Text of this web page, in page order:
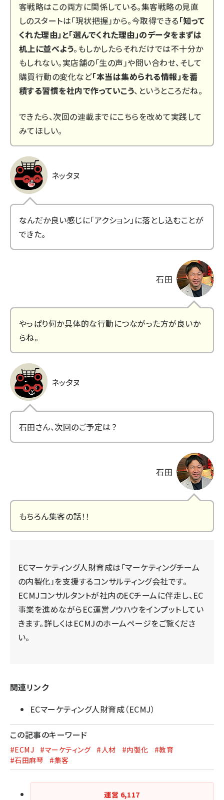
客戦略はこの両方に関係している。集客戦略の見直
しのスタートは「現状把握」から。今取得できる「知って
くれた理由」と「選んでくれた理由」のデータをまずは
机上に並べよう。もしかしたらそれだけでは不十分か
もしれない。実店舗の「生の声」や問い合わせ、そして
購買行動の変化など「本当は集められる情報」を蓄
積する習慣を社内で作っていこう、というところだね。
できたら、次回の連載までにこちらを改めて実践して
みてほしい。
ネッタヌ
なんだか良い感じに「アクション」に落とし込むことが
できた。
石田
やっぱり何か具体的な行動につながった方が良いか
らね。
ネッタヌ
石田さん、次回のご予定は？
石田
もちろん集客の話！！
ECマーケティング人財育成は「マーケティングチーム
の内製化」を支援するコンサルティング会社です。
ECMJコンサルタントが社内のECチームに伴走し、EC
事業を進めながらEC運営ノウハウをインプットしてい
きます。詳しくはECMJのホームページをご覧くださ
い。
関連リンク
ECマーケティング人財育成（ECMJ）
この記事のキーワード
#ECMJ #マーケティング #人材 #内製化
#教育
#石田麻琴
#集客
運営 6,117